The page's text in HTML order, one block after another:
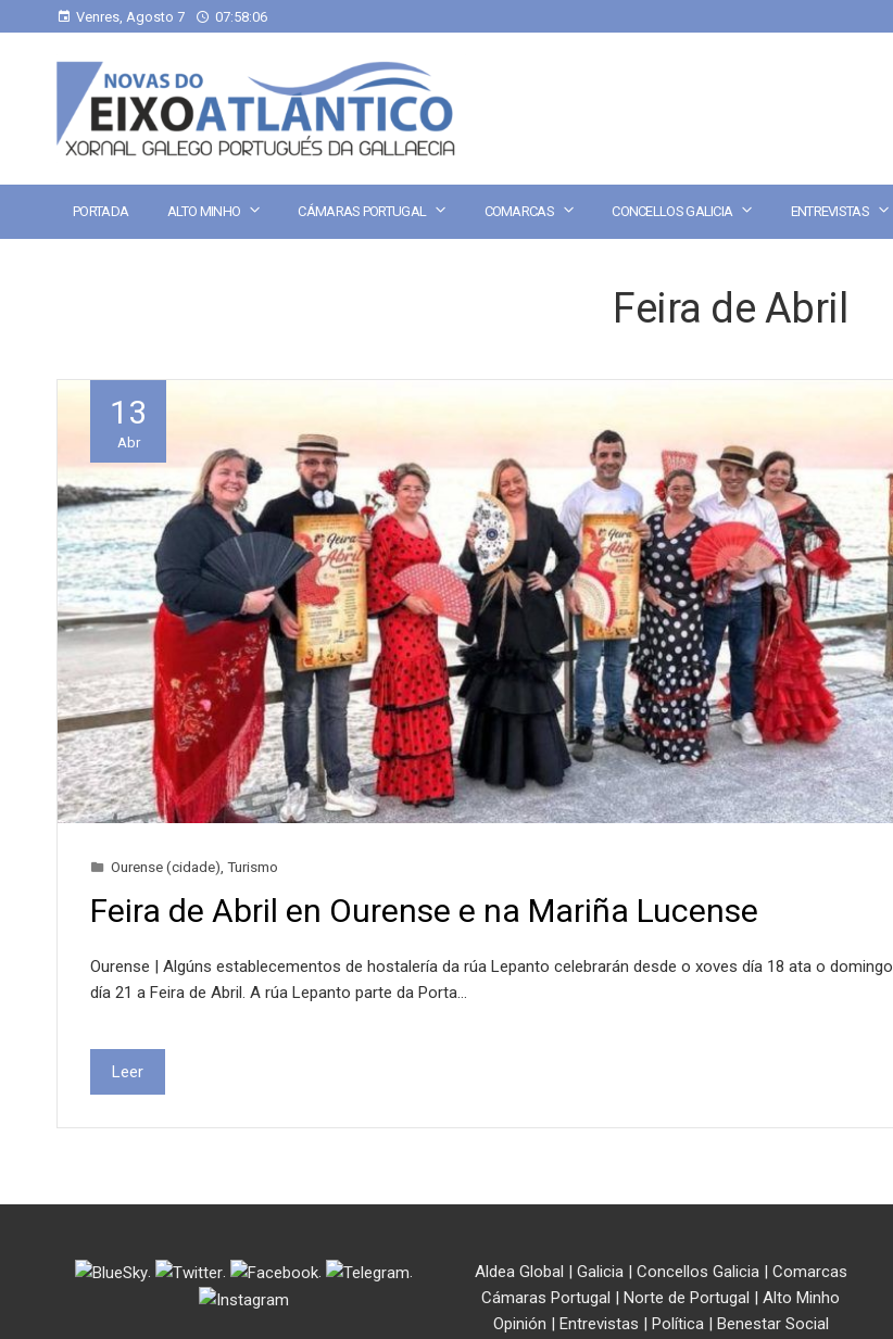
Venres, Agosto 7 07:58:07
PORTADA ALTO MINHO CÁMARAS PORTUGAL COMARCAS CONCELLOS GALICIA ENTREVISTAS
Feira de Abril
13
Abr
Ourense (cidade) Turismo
Feira de Abril en Ourense e na Mariña Lucense
Ourense | Algúns establecementos de hostalería da rúa Lepanto celebrarán desde o xoves día 18 ata o domingo
día 21 a Feira de Abril. A rúa Lepanto parte da Porta…
Leer
. . . . Aldea Global | Galicia| Concellos Galicia| Comarcas
Cámaras Portugal | Norte de Portugal | Alto Minho
Opinión | Entrevistas | Política| Benestar Social